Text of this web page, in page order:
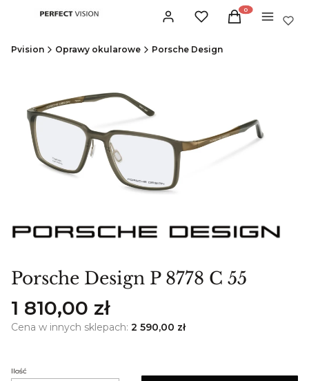
Zaloguj sięUlubione Produkty w
Koszyk Menu
Pvision Oprawy okularowe Porsche Design
Porsche Design P 8778 C 55
Cena
1 810,00 zł
Cena w innych sklepach: 2 590,00 zł
Ilość